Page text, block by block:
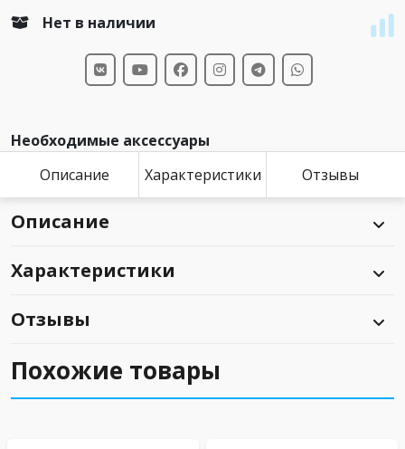
Нет в наличии
Необходимые аксессуары
Описание
Характеристики Отзывы
Описание
Характеристики
Отзывы
Похожие товары